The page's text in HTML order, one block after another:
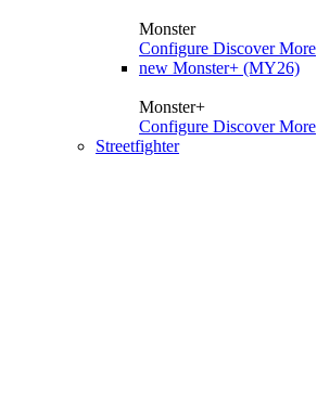
Monster
Configure Discover More
new Monster+ (MY26)
Monster+
Configure Discover More
Streetfighter